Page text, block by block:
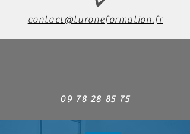
contact@turoneformation.fr
09 78 28 85 75